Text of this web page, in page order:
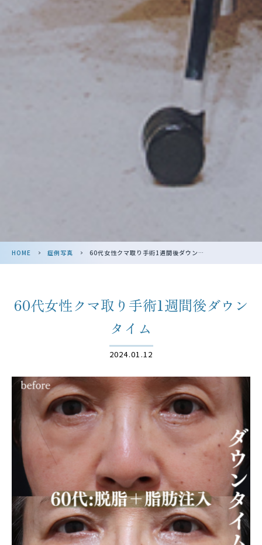
HOME > 症例写真 > 60代女性クマ取り手術1週間後ダウンタイ･･･
60代女性クマ取り手術1週間後ダウン
タイム
2024.01.12